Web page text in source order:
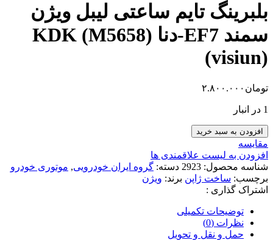
بلبرینگ تایم ساعتی لیبل ویژن
سمند EF7-دنا KDK (M5658)
(visiun)
تومان ۲.۸۰۰.۰۰۰
1 در انبار
بلبرینگ
تایم
ساعتی
لیبل
ویژن
سمند
EF7-
KDK
(M5658)
افزودن به سبد خرید
مقایسه
افزودن به لیست علاقمندی ها
شناسه محصول: 2923 دسته: گروه ایران خودرویی, موتوری خودرو
برچسب: ساخت ژاپن برند: ویژن
اشتراک گذاری :
توضیحات تکمیلی
نظرات (0)
حمل و نقل و تحویل